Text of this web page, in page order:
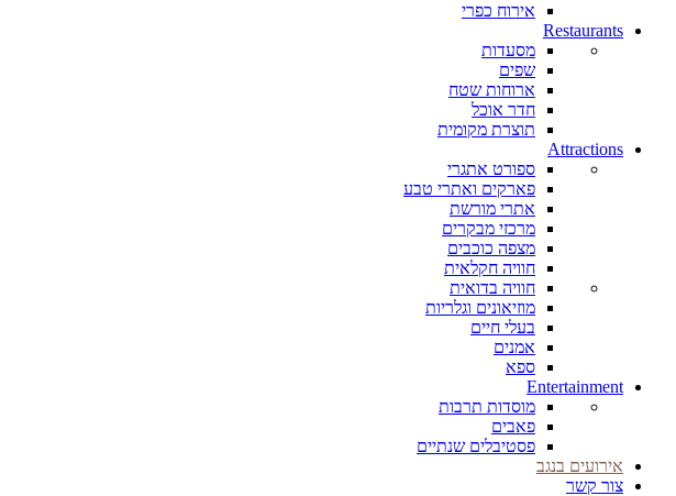
אירוח כפרי
Restaurants
מסעדות
שפים
ארוחות שטח
חדר אוכל
תוצרת מקומית
Attractions
ספורט אתגרי
פארקים ואתרי טבע
אתרי מורשת
מרכזי מבקרים
מצפה כוכבים
חוויה חקלאית
חוויה בדואית
מוזיאונים וגלריות
בעלי חיים
אמנים
ספא
Entertainment
מוסדות תרבות
פאבים
פסטיבלים שנתיים
אירועים בנגב
צור קשר